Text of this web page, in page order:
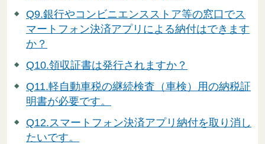
Q9.銀行やコンビニエンスストア等の窓口でス
マートフォン決済アプリによる納付はできます
か？
Q10.領収証書は発行されますか？
Q11.軽自動車税の継続検査（車検）用の納税証
明書が必要です。
Q12.スマートフォン決済アプリ納付を取り消し
たいです。